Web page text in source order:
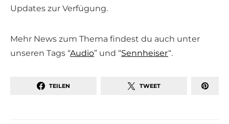
Updates zur Verfügung.
Mehr News zum Thema findest du auch unter
unseren Tags “Audio” und “Sennheiser“.
TEILEN TWEET